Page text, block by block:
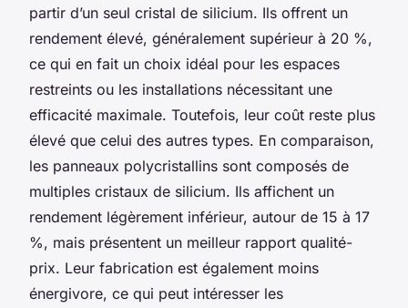
partir d’un seul cristal de silicium. Ils offrent un
rendement élevé, généralement supérieur à 20 %,
ce qui en fait un choix idéal pour les espaces
restreints ou les installations nécessitant une
efficacité maximale. Toutefois, leur coût reste plus
élevé que celui des autres types. En comparaison,
les panneaux polycristallins sont composés de
multiples cristaux de silicium. Ils affichent un
rendement légèrement inférieur, autour de 15 à 17
%, mais présentent un meilleur rapport qualité-
prix. Leur fabrication est également moins
énergivore, ce qui peut intéresser les